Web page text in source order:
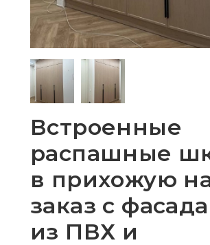
Встроенные
распашные
в прихожую
заказ с
из ПВХ и